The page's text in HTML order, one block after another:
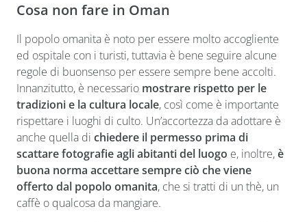
Cosa non fare in Oman
Il popolo omanita è noto per essere molto accogliente
ed ospitale con i turisti, tuttavia è bene seguire alcune
regole di buonsenso per essere sempre bene accolti.
Innanzitutto, è necessario mostrare rispetto per le
tradizioni e la cultura locale, così come è importante
rispettare i luoghi di culto. Un’accortezza da adottare è
anche quella di chiedere il permesso prima di
scattare fotografie agli abitanti del luogo e, inoltre,è
buona norma accettare sempre ciò che viene
offerto dal popolo omanita, che si tratti di un thè, un
caffè o qualcosa da mangiare.